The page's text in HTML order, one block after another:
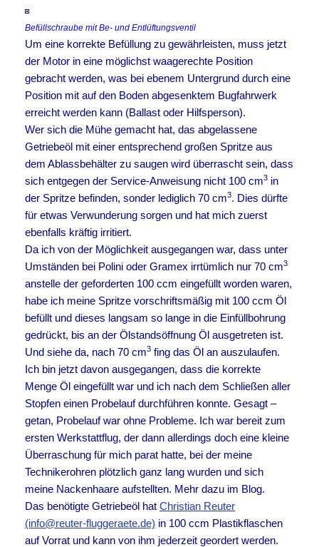
Befüllschraube mit Be- und Entlüftungsventil
Um eine korrekte Befüllung zu gewährleisten, muss jetzt
der Motor in eine möglichst waagerechte Position
gebracht werden, was bei ebenem Untergrund durch eine
Position mit auf den Boden abgesenktem Bugfahrwerk
erreicht werden kann (Ballast oder Hilfsperson).
Wer sich die Mühe gemacht hat, das abgelassene
Getriebeöl mit einer entsprechend großen Spritze aus
dem Ablassbehälter zu saugen wird überrascht sein, dass
sich entgegen der Service-Anweisung nicht 100 cm3 in
der Spritze befinden, sonder lediglich 70 cm3. Dies dürfte
für etwas Verwunderung sorgen und hat mich zuerst
ebenfalls kräftig irritiert.
Da ich von der Möglichkeit ausgegangen war, dass unter
Umständen bei Polini oder Gramex irrtümlich nur 70 cm3
anstelle der geforderten 100 ccm eingefüllt worden waren,
habe ich meine Spritze vorschriftsmäßig mit 100 ccm Öl
befüllt und dieses langsam so lange in die Einfüllbohrung
gedrückt, bis an der Ölstandsöffnung Öl ausgetreten ist.
Und siehe da, nach 70 cm3 fing das Öl an auszulaufen.
Ich bin jetzt davon ausgegangen, dass die korrekte
Menge Öl eingefüllt war und ich nach dem Schließen aller
Stopfen einen Probelauf durchführen konnte. Gesagt –
getan, Probelauf war ohne Probleme. Ich war bereit zum
ersten Werkstattflug, der dann allerdings doch eine kleine
Überraschung für mich parat hatte, bei der meine
Technikerohren plötzlich ganz lang wurden und sich
meine Nackenhaare aufstellten. Mehr dazu im Blog.
Das benötigte Getriebeöl hat Christian Reuter
(info@reuter-fluggeraete.de) in 100 ccm Plastikflaschen
auf Vorrat und kann von ihm jederzeit geordert werden.